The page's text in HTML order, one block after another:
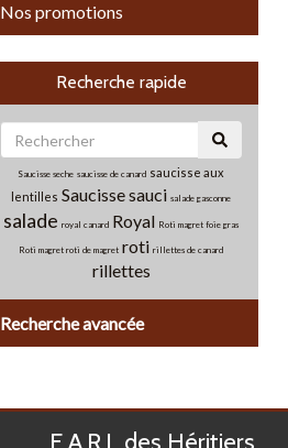
Nos promotions
Recherche rapide
Saucisse seche saucisse de canard saucisse aux
lentilles Saucissesauci salade gasconne
salade royal canard Royal Roti magret foie gras
Roti magret roti de magret roti rillettes de canard
rillettes
Recherche avancée
E.A.R.L des Héritiers